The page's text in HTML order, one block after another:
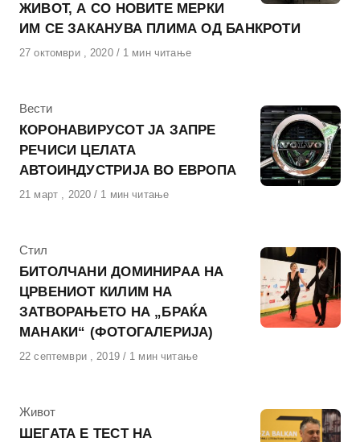
ЖИВОТ, А СО НОВИТЕ МЕРКИ
ИМ СЕ ЗАКАНУВА ПЛИМА ОД БАНКРОТИ
Објавено
27 октомври , 2020 1 мин читање
КАтегорија
Вести
КОРОНАВИРУСОТ ЈА ЗАПРЕ
РЕЧИСИ ЦЕЛАТА
АВТОИНДУСТРИЈА ВО ЕВРОПА
Објавено
21 март , 2020 1 мин читање
КАтегорија
Стил
БИТОЛЧАНИ ДОМИНИРАА НА
ЦРВЕНИОТ КИЛИМ НА
ЗАТВОРАЊЕТО НА „БРАЌА
МАНАКИ“ (ФОТОГАЛЕРИЈА)
Објавено
22 септември , 2019 1 мин читање
КАтегорија
Живот
ШЕГАТА Е ТЕСТ НА